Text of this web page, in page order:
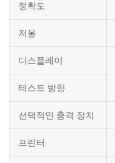
정확도
저울
디스플레이
테스트 방향
선택적인 충격 장치
프린터